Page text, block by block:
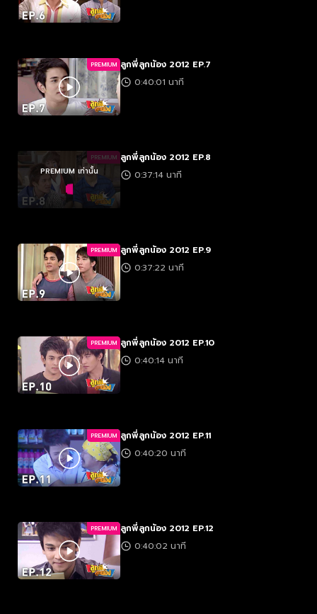
PREMIUM ลูกพี่ลูกน้อง 2012 EP.7
0:40:01 นาที
PREMIUM
PREMIUM เท่านั้น
ลูกพี่ลูกน้อง 2012 EP.8
0:37:14 นาที
PREMIUM ลูกพี่ลูกน้อง 2012 EP.9
0:37:22 นาที
PREMIUM ลูกพี่ลูกน้อง 2012 EP.10
0:40:14 นาที
PREMIUM ลูกพี่ลูกน้อง 2012 EP.11
0:40:20 นาที
PREMIUM ลูกพี่ลูกน้อง 2012 EP.12
0:40:02 นาที